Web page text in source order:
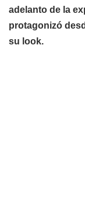
adelanto de la
protagonizó
su look.